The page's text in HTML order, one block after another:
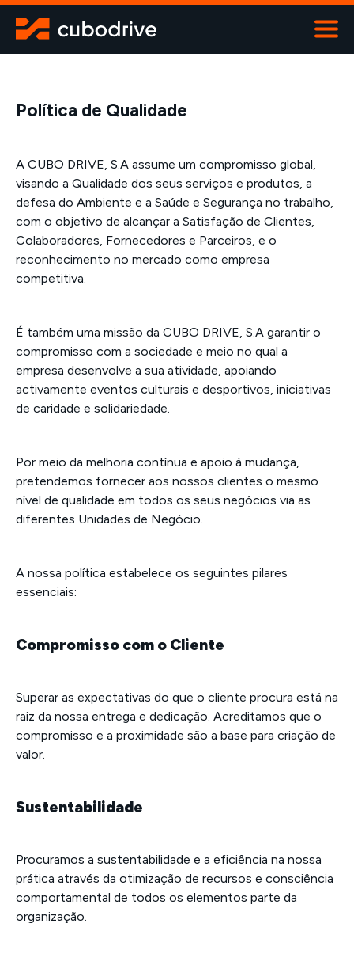
Contentores
Transportes especiais
Contactos
800 919 670
Política de Qualidade
A CUBO DRIVE, S.A assume um compromisso global,
visando a Qualidade dos seus serviços e produtos, a
defesa do Ambiente e a Saúde e Segurança no trabalho,
com o objetivo de alcançar a Satisfação de Clientes,
Colaboradores, Fornecedores e Parceiros, e o
reconhecimento no mercado como empresa
competitiva.
É também uma missão da CUBO DRIVE, S.A garantir o
compromisso com a sociedade e meio no qual a
empresa desenvolve a sua atividade, apoiando
activamente eventos culturais e desportivos, iniciativas
de caridade e solidariedade.
Por meio da melhoria contínua e apoio à mudança,
pretendemos fornecer aos nossos clientes o mesmo
nível de qualidade em todos os seus negócios via as
diferentes Unidades de Negócio.
A nossa política estabelece os seguintes pilares
essenciais:
Compromisso com o Cliente
Superar as expectativas do que o cliente procura está na
raiz da nossa entrega e dedicação. Acreditamos que o
compromisso e a proximidade são a base para criação de
valor.
Sustentabilidade
Procuramos a sustentabilidade e a eficiência na nossa
prática através da otimização de recursos e consciência
comportamental de todos os elementos parte da
organização.